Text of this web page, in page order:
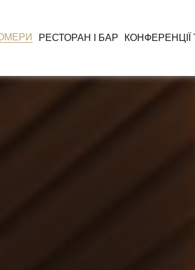
РЕСТОРАН І БАР КОНФЕРЕНЦІЇ